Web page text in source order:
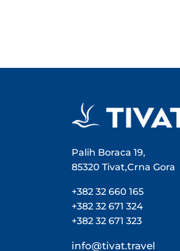
Palih Boraca 19,
85320 Tivat,Crna Gora
+382 32 660 165
+382 32 671 324
+382 32 671 323
info@tivat.travel